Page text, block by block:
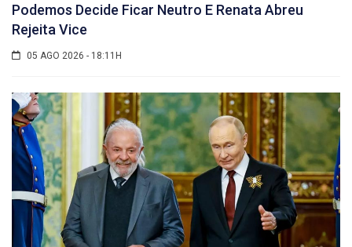
Podemos Decide Ficar Neutro E Renata Abreu
Rejeita Vice
05 AGO 2026 - 18:11H